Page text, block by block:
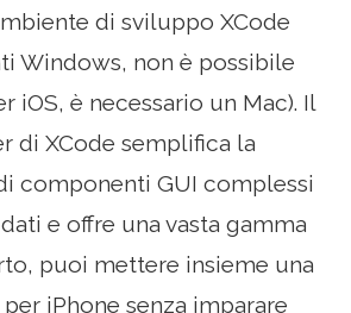
di sviluppo XCode
Windows, non è possibile
iOS, è necessario un Mac). Il
di XCode semplifica la
componenti GUI complessi
e offre una vasta gamma
puoi mettere insieme una
iPhone senza imparare